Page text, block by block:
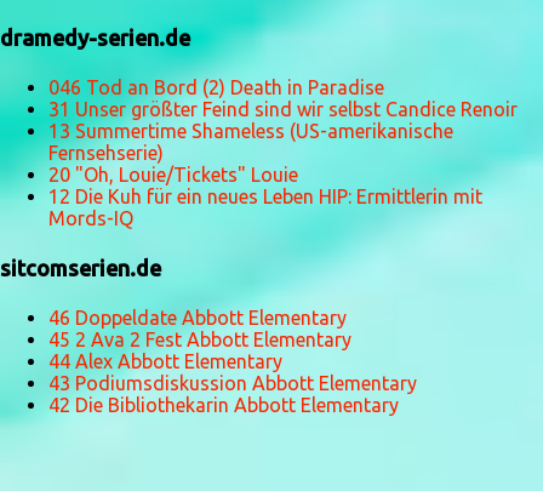
dramedy-serien.de
046 Tod an Bord (2) Death in Paradise
31 Unser größter Feind sind wir selbst Candice Renoir
13 Summertime Shameless (US-amerikanische
Fernsehserie)
20 "Oh, Louie/Tickets" Louie
12 Die Kuh für ein neues Leben HIP: Ermittlerin mit
Mords-IQ
sitcomserien.de
46 Doppeldate Abbott Elementary
45 2 Ava 2 Fest Abbott Elementary
44 Alex Abbott Elementary
43 Podiumsdiskussion Abbott Elementary
42 Die Bibliothekarin Abbott Elementary